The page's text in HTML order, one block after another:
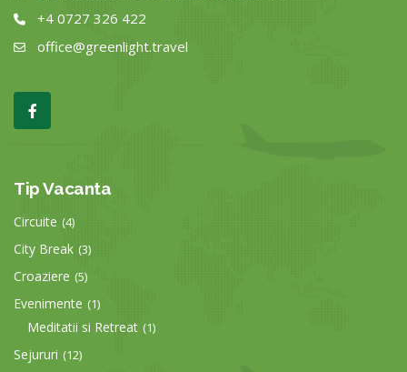
+4 0727 326 422
office@greenlight.travel
Tip Vacanta
Circuite (4)
City Break (3)
Croaziere (5)
Evenimente (1)
Meditatii si Retreat (1)
Sejururi (12)